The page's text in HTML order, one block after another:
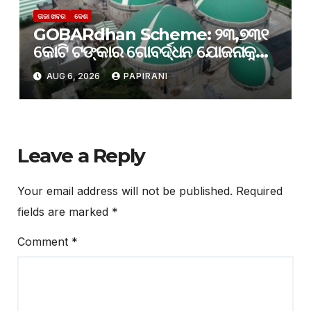
ତାଜା ଖବର ଦେଶ
GOBARdhan Scheme: ୨୩,୭୩୧
କୋଟି ଟଙ୍କାର ଗୋବର୍ଦ୍ଧନ ଯୋଜନାକୁ
କ୍ୟାବିନେଟ୍ ମଞ୍ଜୁରି; ବଦଳିବ ଦେଶର
ଜୈବଶକ୍ତି କ୍ଷେତ୍ର
AUG 6, 2026 PAPIRANI
Leave a Reply
Your email address will not be published. Required
fields are marked *
Comment *